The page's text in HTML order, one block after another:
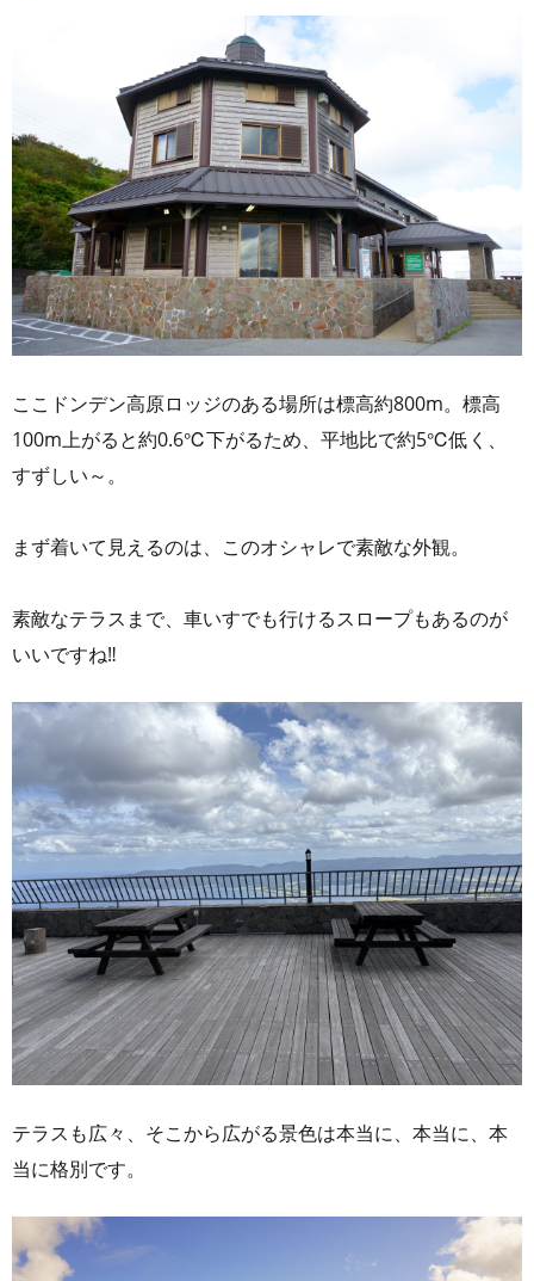
ここドンデン高原ロッジのある場所は標高約800m。標高
100m上がると約0.6℃下がるため、平地比で約5℃低く、
すずしい～。
まず着いて見えるのは、このオシャレで素敵な外観。
素敵なテラスまで、車いすでも行けるスロープもあるのが
いいですね‼
テラスも広々、そこから広がる景色は本当に、本当に、本
当に格別です。